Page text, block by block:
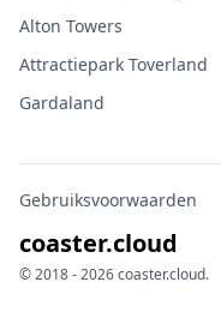
Alton Towers
Attractiepark Toverland
Gardaland
Gebruiksvoorwaarden
coaster.cloud
© 2018 - 2026 coaster.cloud.